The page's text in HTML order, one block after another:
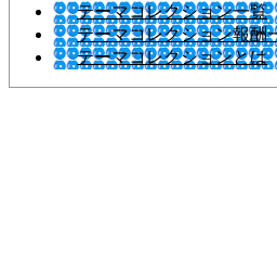
テーマコレクション一覧
テーマコレクション報酬
テーマコレクションとは